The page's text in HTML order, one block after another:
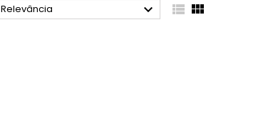
Relevância   